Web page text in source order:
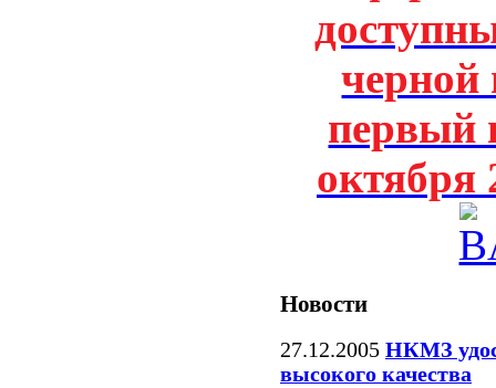
черной
первый
октября
Новости
27.12.2005 НКМЗ
высокого качества